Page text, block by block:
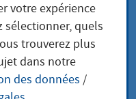
votre expérience
sélectionner, quels
trouverez plus
dans notre
des données /